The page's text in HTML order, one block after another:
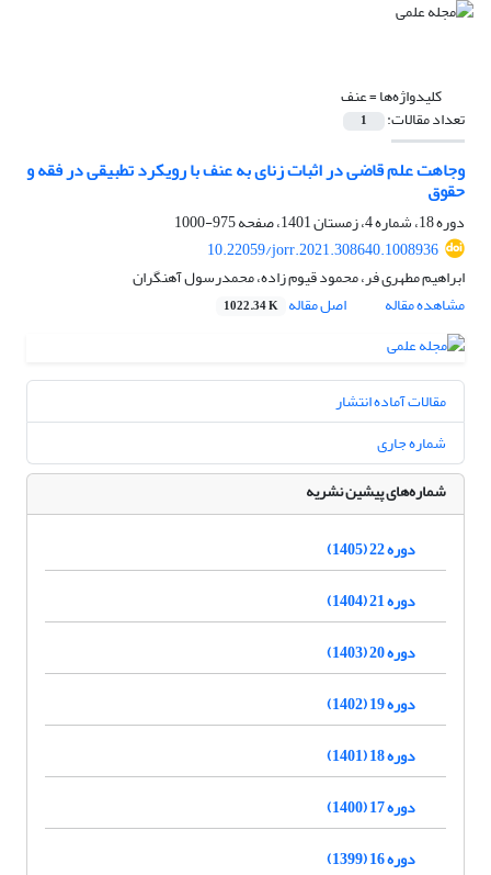
کلیدواژه‌ها =عنف
تعداد مقالات: 1
وجاهت علم قاضی در اثبات زنای به عنف با رویکرد تطبیقی در فقه و
حقوق
دوره 18، شماره 4، زمستان 1401، صفحه
975-1000
10.22059/jorr.2021.308640.1008936
ابراهیم مطهری فر، محمود قیوم زاده، محمدرسول آهنگران
مشاهده مقاله
اصل مقاله 1022.34 K
مقالات آماده انتشار
شماره جاری
شماره‌های پیشین نشریه
دوره 22 (1405)
دوره 21 (1404)
دوره 20 (1403)
دوره 19 (1402)
دوره 18 (1401)
دوره 17 (1400)
دوره 16 (1399)